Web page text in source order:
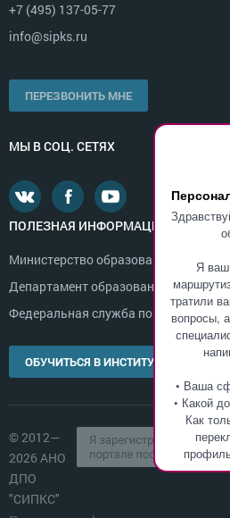
Я ваш
тратили
вопросы,
• Ваша
• Какой
Как
+7 (495) 137-05-77
info@sipks.ru
ПЕРЕЗВОНИТЬ МНЕ
МЫ В СОЦ. СЕТЯХ
ПОЛЕЗНАЯ ИНФОРМАЦИЯ
Министерство образования и науки
Департамент образования г. Москвы
Федеральная служба по надзору в
ОБУЧИТЬСЯ В ИНСТИТУТЕ
© 2012—
2026 АНО
ДПО
"СИПКС"